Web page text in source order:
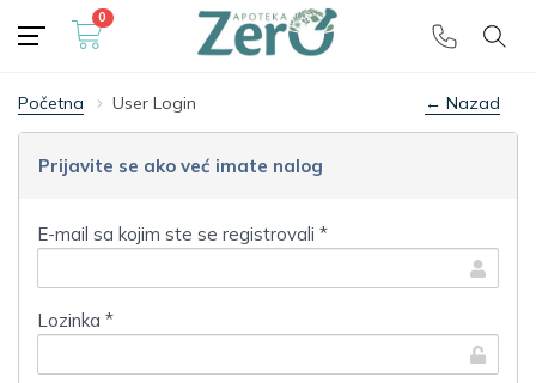
Besplatna dostava🎁 preko 5000 dinara
0
Početna User Login ← Nazad
Prijavite se ako već imate nalog
E-mail sa kojim ste se registrovali *
Lozinka *